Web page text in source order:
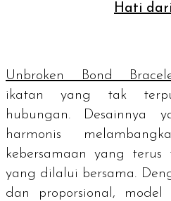
Hati
Unbroken Bond
ikatan yang tak
hubungan. Desainnya
harmonis
kebersamaan yang
yang dilalui bersama.
dan proporsional,